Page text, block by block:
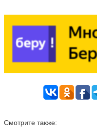
Смотрите также: